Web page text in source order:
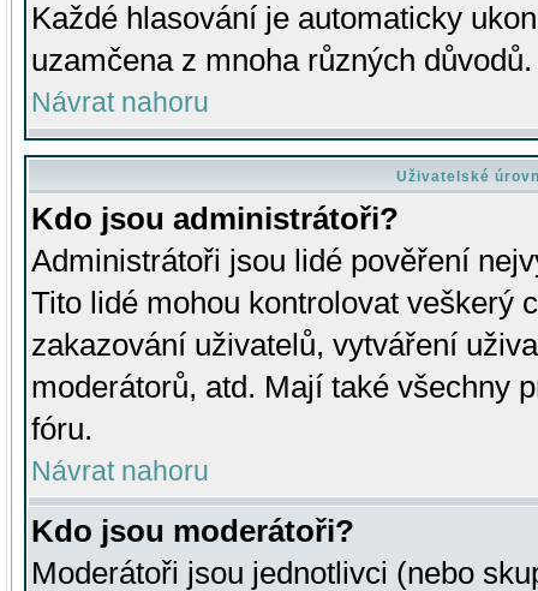
Každé hlasování je automaticky
uzamčena z mnoha různých důvodů.
Návrat nahoru
Uživatelské
Kdo jsou administrátoři?
Administrátoři jsou lidé pověření
Tito lidé mohou kontrolovat veškerý
zakazování uživatelů, vytváření
moderátorů, atd. Mají také všechny
fóru.
Návrat nahoru
Kdo jsou moderátoři?
Moderátoři jsou jednotlivci (nebo